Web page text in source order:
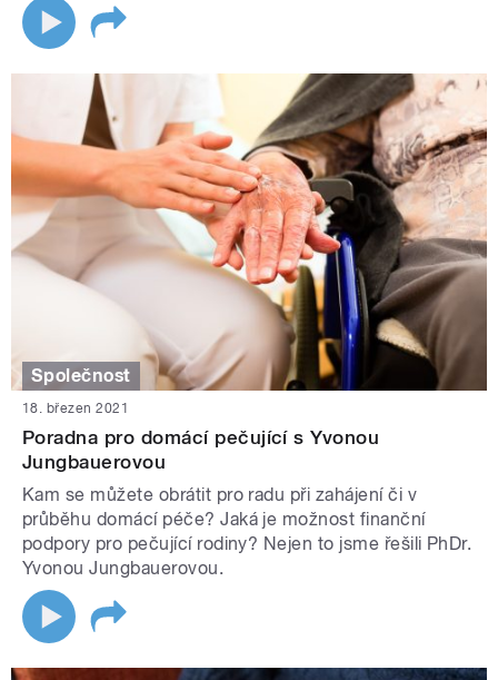
Společnost
18. březen 2021
Poradna pro domácí pečující s Yvonou
Jungbauerovou
Kam se můžete obrátit pro radu při zahájení či v
průběhu domácí péče? Jaká je možnost finanční
podpory pro pečující rodiny? Nejen to jsme řešili PhDr.
Yvonou Jungbauerovou.